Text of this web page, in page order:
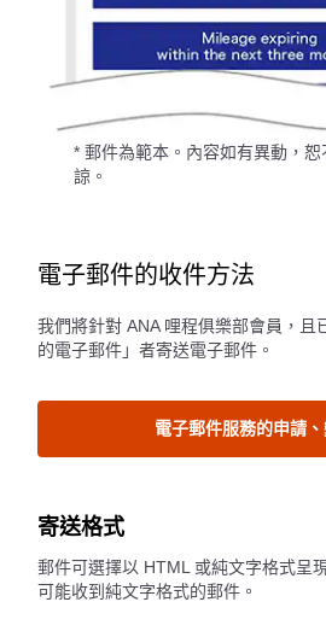
* 郵件為範本。內容如有異動，
諒。
電子郵件的收件方法
我們將針對 ANA 哩程俱樂部會員，且
的電子郵件」者寄送電子郵件。
電子郵件服務的申請
寄送格式
郵件可選擇以 HTML 或純文字格式呈
可能收到純文字格式的郵件。